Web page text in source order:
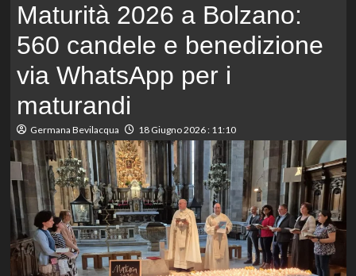
Maturità 2026 a Bolzano:
560 candele e benedizione
via WhatsApp per i
maturandi
Germana Bevilacqua 18 Giugno 2026 : 11:10